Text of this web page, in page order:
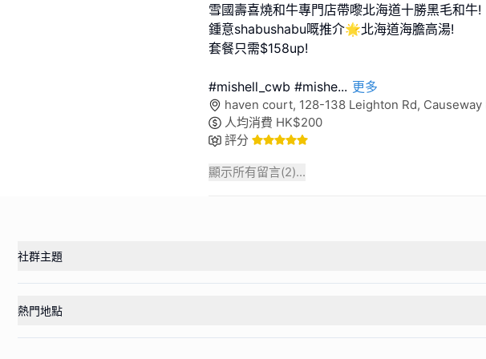
雪國壽喜燒和牛專門店帶嚟北海道十勝黑毛和牛!
鍾意shabushabu嘅推介🌟北海道海膽高湯!
套餐只需$158up!
#mishell_cwb #mishe... 更多
haven court, 128-138 Leighton Rd, Causeway
人均消費 HK$200
評分
顯示所有留言(2)...
社群主題
熱門地點